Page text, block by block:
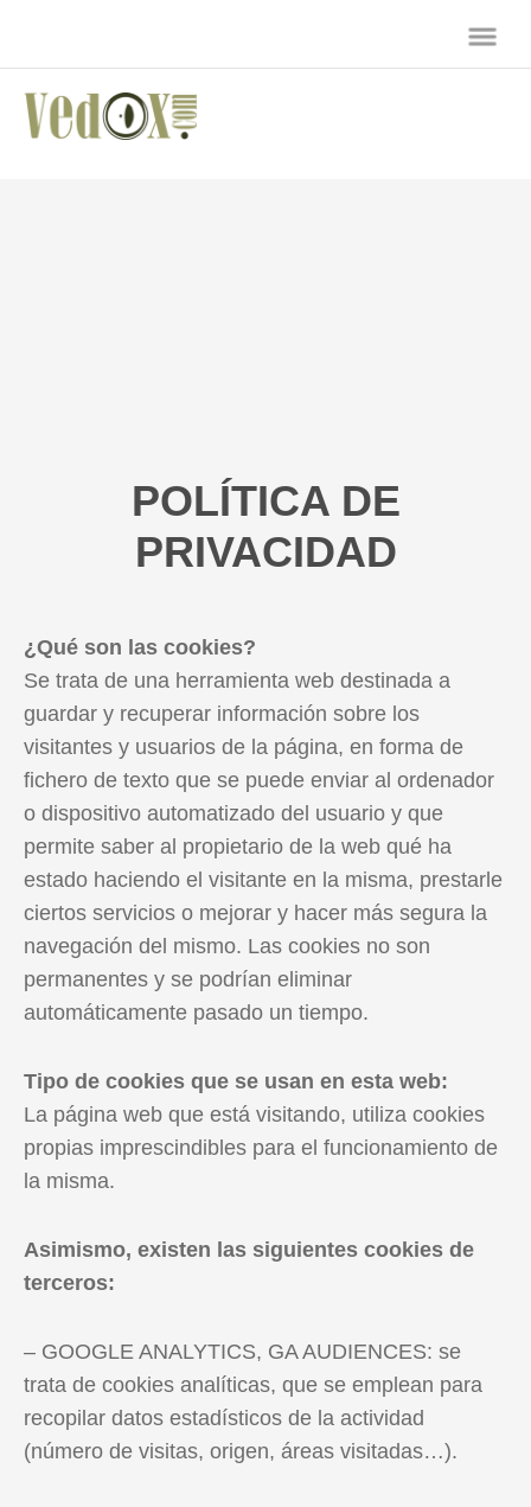
POLÍTICA DE
PRIVACIDAD
¿Qué son las cookies?
Se trata de una herramienta web destinada a
guardar y recuperar información sobre los
visitantes y usuarios de la página, en forma de
fichero de texto que se puede enviar al ordenador
o dispositivo automatizado del usuario y que
permite saber al propietario de la web qué ha
estado haciendo el visitante en la misma, prestarle
ciertos servicios o mejorar y hacer más segura la
navegación del mismo. Las cookies no son
permanentes y se podrían eliminar
automáticamente pasado un tiempo.
Tipo de cookies que se usan en esta web:
La página web que está visitando, utiliza cookies
propias imprescindibles para el funcionamiento de
la misma.
Asimismo, existen las siguientes cookies de
terceros:
– GOOGLE ANALYTICS, GA AUDIENCES: se
trata de cookies analíticas, que se emplean para
recopilar datos estadísticos de la actividad
(número de visitas, origen, áreas visitadas…).